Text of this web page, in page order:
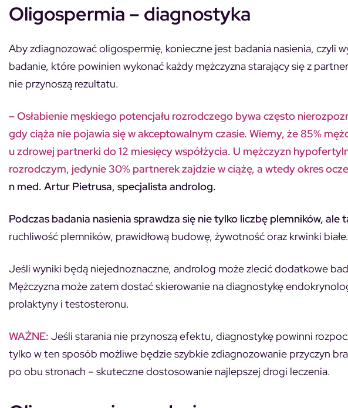
Oligospermia – diagnostyka
Aby zdiagnozować oligospermię, konieczne jest badania nasienia, czyli
badanie, które powinien wykonać każdy mężczyzna starający się z
nie przynoszą rezultatu.
– Osłabienie męskiego potencjału rozrodczego bywa często
gdy ciąża nie pojawia się w akceptowalnym czasie. Wiemy, że 85%
u zdrowej partnerki do 12 miesięcy współżycia. U mężczyzn
rozrodczym, jedynie 30% partnerek zajdzie w ciążę, a wtedy okres
n med. Artur Pietrusa, specjalista androlog.
Podczas badania nasienia sprawdza się nie tylko liczbę plemników, ale
ruchliwość plemników, prawidłową budowę, żywotność oraz krwinki białe.
Jeśli wyniki będą niejednoznaczne, androlog może zlecić dodatkowe
Mężczyzna może zatem dostać skierowanie na diagnostykę
prolaktyny i testosteronu.
WAŻNE: Jeśli starania nie przynoszą efektu, diagnostykę powinni
tylko w ten sposób możliwe będzie szybkie zdiagnozowanie przyczyn
po obu stronach – skuteczne dostosowanie najlepszej drogi leczenia.